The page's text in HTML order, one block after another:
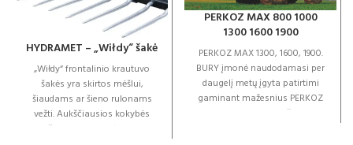
HYDRAMET – „Wiłdy“ šakė
„Wiłdy“ frontalinio krautuvo
šakės yra skirtos mėšlui,
šiaudams ar šieno rulonams
vežti. Aukščiausios kokybės
medžiagos, miltelinė danga ir
PERKOZ MAX 800 1000
1300 1600 1900
PERKOZ MAX 1300, 1600, 1900.
BURY įmonė naudodamasi per
daugelį metų įgyta patirtimi
gaminant mažesnius PERKOZ
montuojamus purkštuvus,